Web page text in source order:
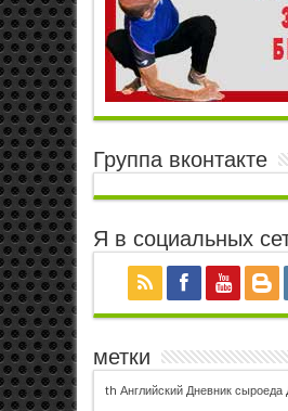
Группа вконтакте
Я в социальных
метки
th Английский Дневник сыроеда